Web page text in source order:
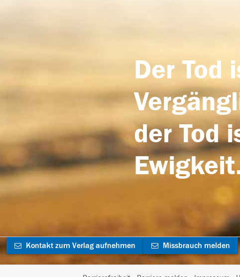
Der Tod
der Tod
Kontakt zum Verlag aufnehmen Missbrauch melden